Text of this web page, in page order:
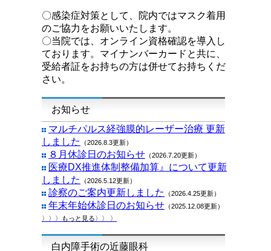
〇感染症対策として、院内ではマスク着用
のご協力をお願いいたします。
〇当院では、オンライン資格確認を導入し
ております。マイナンバーカードと共に、
受給者証をお持ちの方は併せてお持ちくだ
さい。
お知らせ
マルチパルス経強膜的レーザー治療 更新
しました
（2026.8.3更新）
８月休診日のお知らせ （2026.7.20更新）
医療DX推進体制整備加算』について更新
しました
（2026.5.12更新）
診察のご案内更新しました （2026.4.25更新）
年末年始休診日のお知らせ （2025.12.08更新）
〉〉〉もっと見る〉〉 〉
白内障手術の近藤眼科